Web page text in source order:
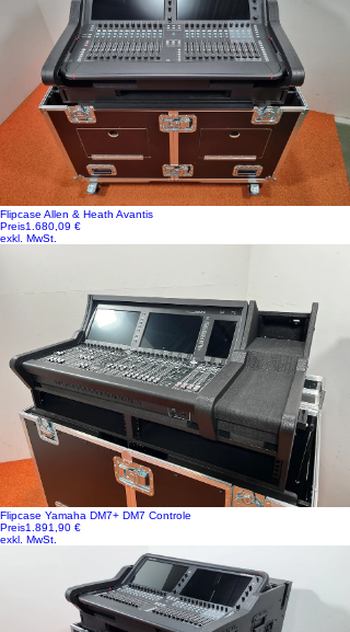
Flipcase Allen & Heath Avantis
Preis1.680,09 €
exkl. MwSt.
Flipcase Yamaha DM7+ DM7 Controle
Preis1.891,90 €
exkl. MwSt.